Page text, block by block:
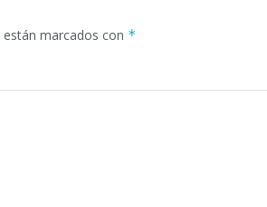
marcados con *